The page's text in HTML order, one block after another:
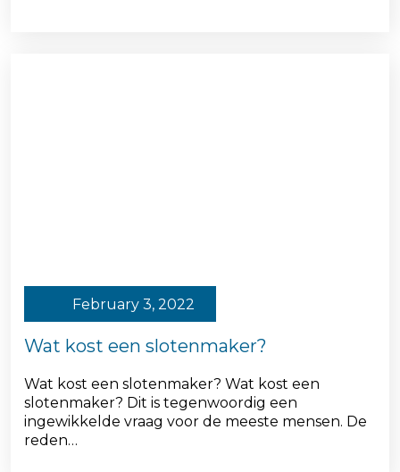
February 3, 2022
Wat kost een slotenmaker?
Wat kost een slotenmaker? Wat kost een
slotenmaker? Dit is tegenwoordig een
ingewikkelde vraag voor de meeste mensen. De
reden…